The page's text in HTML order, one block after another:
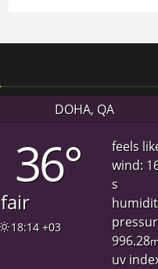
DOHA, QA
36°
fair
18:14 +03
feels
wind:
s
996.28
uv